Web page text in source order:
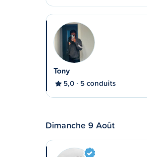
Tony
5,0 5 conduits
Dimanche 9 Août